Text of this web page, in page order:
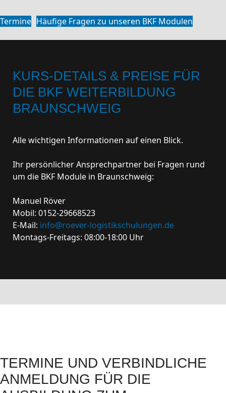
Termine Häufige Fragen zu unseren BKF Modulen
KURS-DETAILS & PREISE FÜR
DIE BKF WEITERBILDUNG
BRAUNSCHWEIG
Alle wichtigen Informationen auf einen Blick.
Ihr persönlicher Ansprechpartner bei Fragen rund
um die BKF Module in Braunschweig:
Manuel Röver
Mobil: 0152-29668523
E-Mail: info@roever-logistikschulungen.de
Montags-Freitags: 08:00-18:00 Uhr
TERMINE UND VERBINDLICHE
ANMELDUNG FÜR DIE